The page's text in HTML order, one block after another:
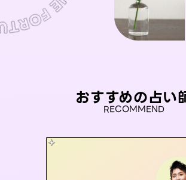
おすすめの占い
RECOMMEND